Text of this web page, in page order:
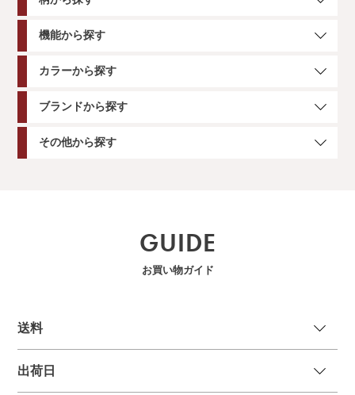
機能から探す
カラーから探す
ブランドから探す
その他から探す
GUIDE
お買い物ガイド
送料
出荷日